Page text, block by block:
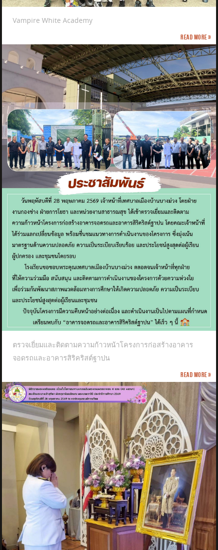
Vampire White Academy
Read more »
ตรวจเยี่ยมและติดตามความก้าวหน้าโครงการก่อสร้างอาคาร
จอดรถและอาคารสิริคริสต์ฐาปน
Read more »